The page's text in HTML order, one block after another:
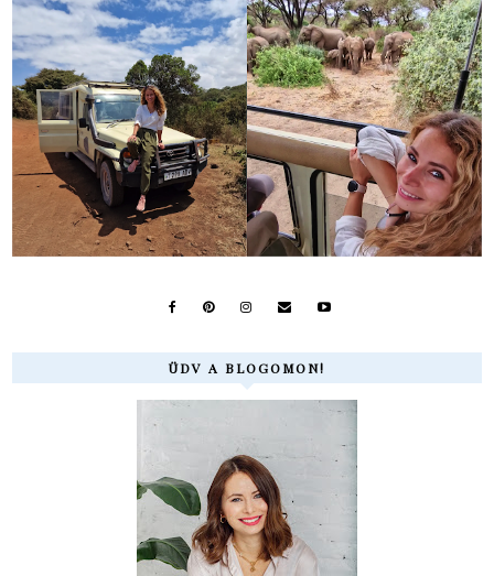
ÜDV A BLOGOMON!